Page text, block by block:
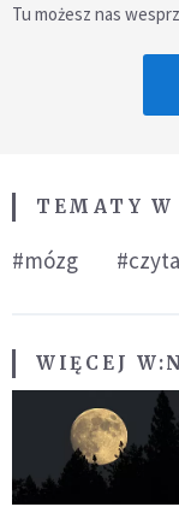
Tu możesz nas
TEMATY W
#mózg
WIĘCEJ W: